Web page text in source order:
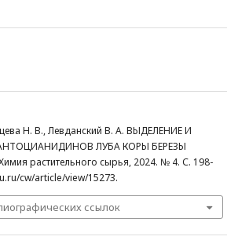
Н. В., Левданский В. А. ВЫДЕЛЕНИЕ И
ЛУБА КОРЫ БЕРЕЗЫ
растительного сырья, 2024. № 4. С. 198-
cw/article/view/15273.
ссылок